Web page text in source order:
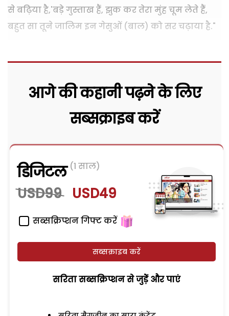
से बढ़िया है,'बड़े गुस्ताख हैं, झुक कर तेरा मुंह चूम लेते हैं,
बहुत सा तूने जालिम इन गेसुओं (बाल) को सर चढ़ाया है."
आगे की कहानी पढ़ने के लिए
सब्सक्राइब करें
डिजिटल (1 साल)
USD99 USD49
सब्सक्रिप्शन गिफ्ट करें
सब्सक्राइब करें
सरिता सब्सक्रिप्शन से जुड़ेें और पाएं